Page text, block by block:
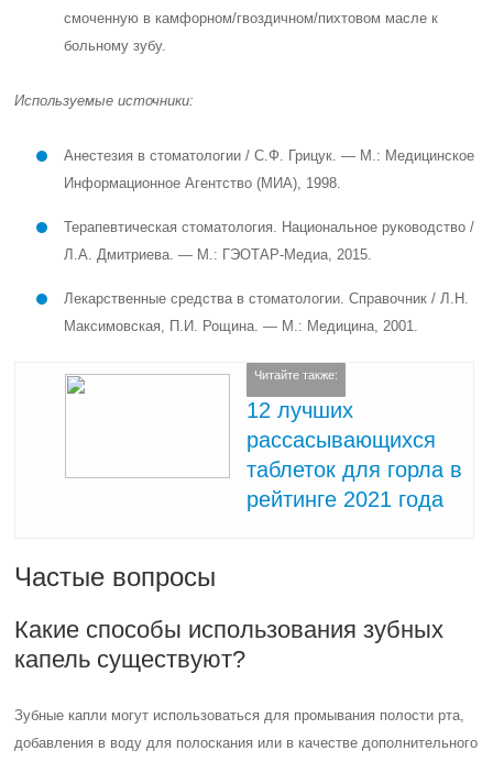
смоченную в камфорном/гвоздичном/пихтовом масле к
больному зубу.
Используемые источники:
Анестезия в стоматологии / С.Ф. Грицук. — М.: Медицинское
Информационное Агентство (МИА), 1998.
Терапевтическая стоматология. Национальное руководство /
Л.А. Дмитриева. — М.: ГЭОТАР-Медиа, 2015.
Лекарственные средства в стоматологии. Справочник / Л.Н.
Максимовская, П.И. Рощина. — М.: Медицина, 2001.
Читайте также:
12 лучших
рассасывающихся
таблеток для горла в
рейтинге 2021 года
Частые вопросы
Какие способы использования зубных
капель существуют?
Зубные капли могут использоваться для промывания полости рта,
добавления в воду для полоскания или в качестве дополнительного